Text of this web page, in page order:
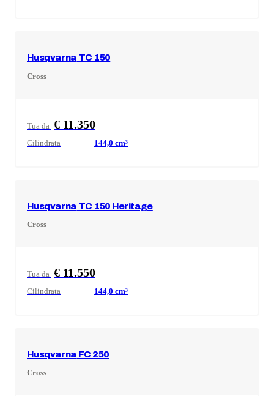
Husqvarna TC 150
Cross
Tua da € 11.350
Cilindrata 144,0 cm³
Husqvarna TC 150 Heritage
Cross
Tua da € 11.550
Cilindrata 144,0 cm³
Husqvarna FC 250
Cross